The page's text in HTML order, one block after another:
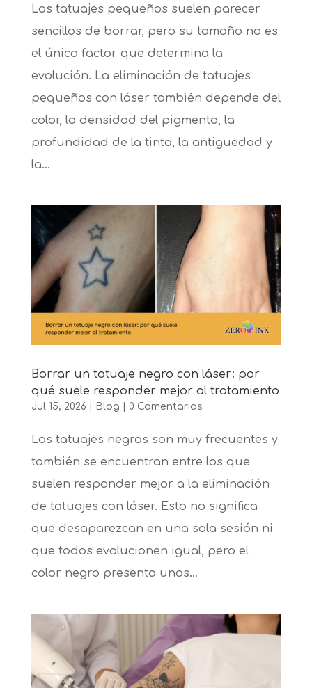
Los tatuajes pequeños suelen parecer
sencillos de borrar, pero su tamaño no es
el único factor que determina la
evolución. La eliminación de tatuajes
pequeños con láser también depende del
color, la densidad del pigmento, la
profundidad de la tinta, la antigüedad y
la...
Borrar un tatuaje negro con láser: por
qué suele responder mejor al tratamiento
Jul 15, 2026 Blog 0 Comentarios
Los tatuajes negros son muy frecuentes y
también se encuentran entre los que
suelen responder mejor a la eliminación
de tatuajes con láser. Esto no significa
que desaparezcan en una sola sesión ni
que todos evolucionen igual, pero el
color negro presenta unas...